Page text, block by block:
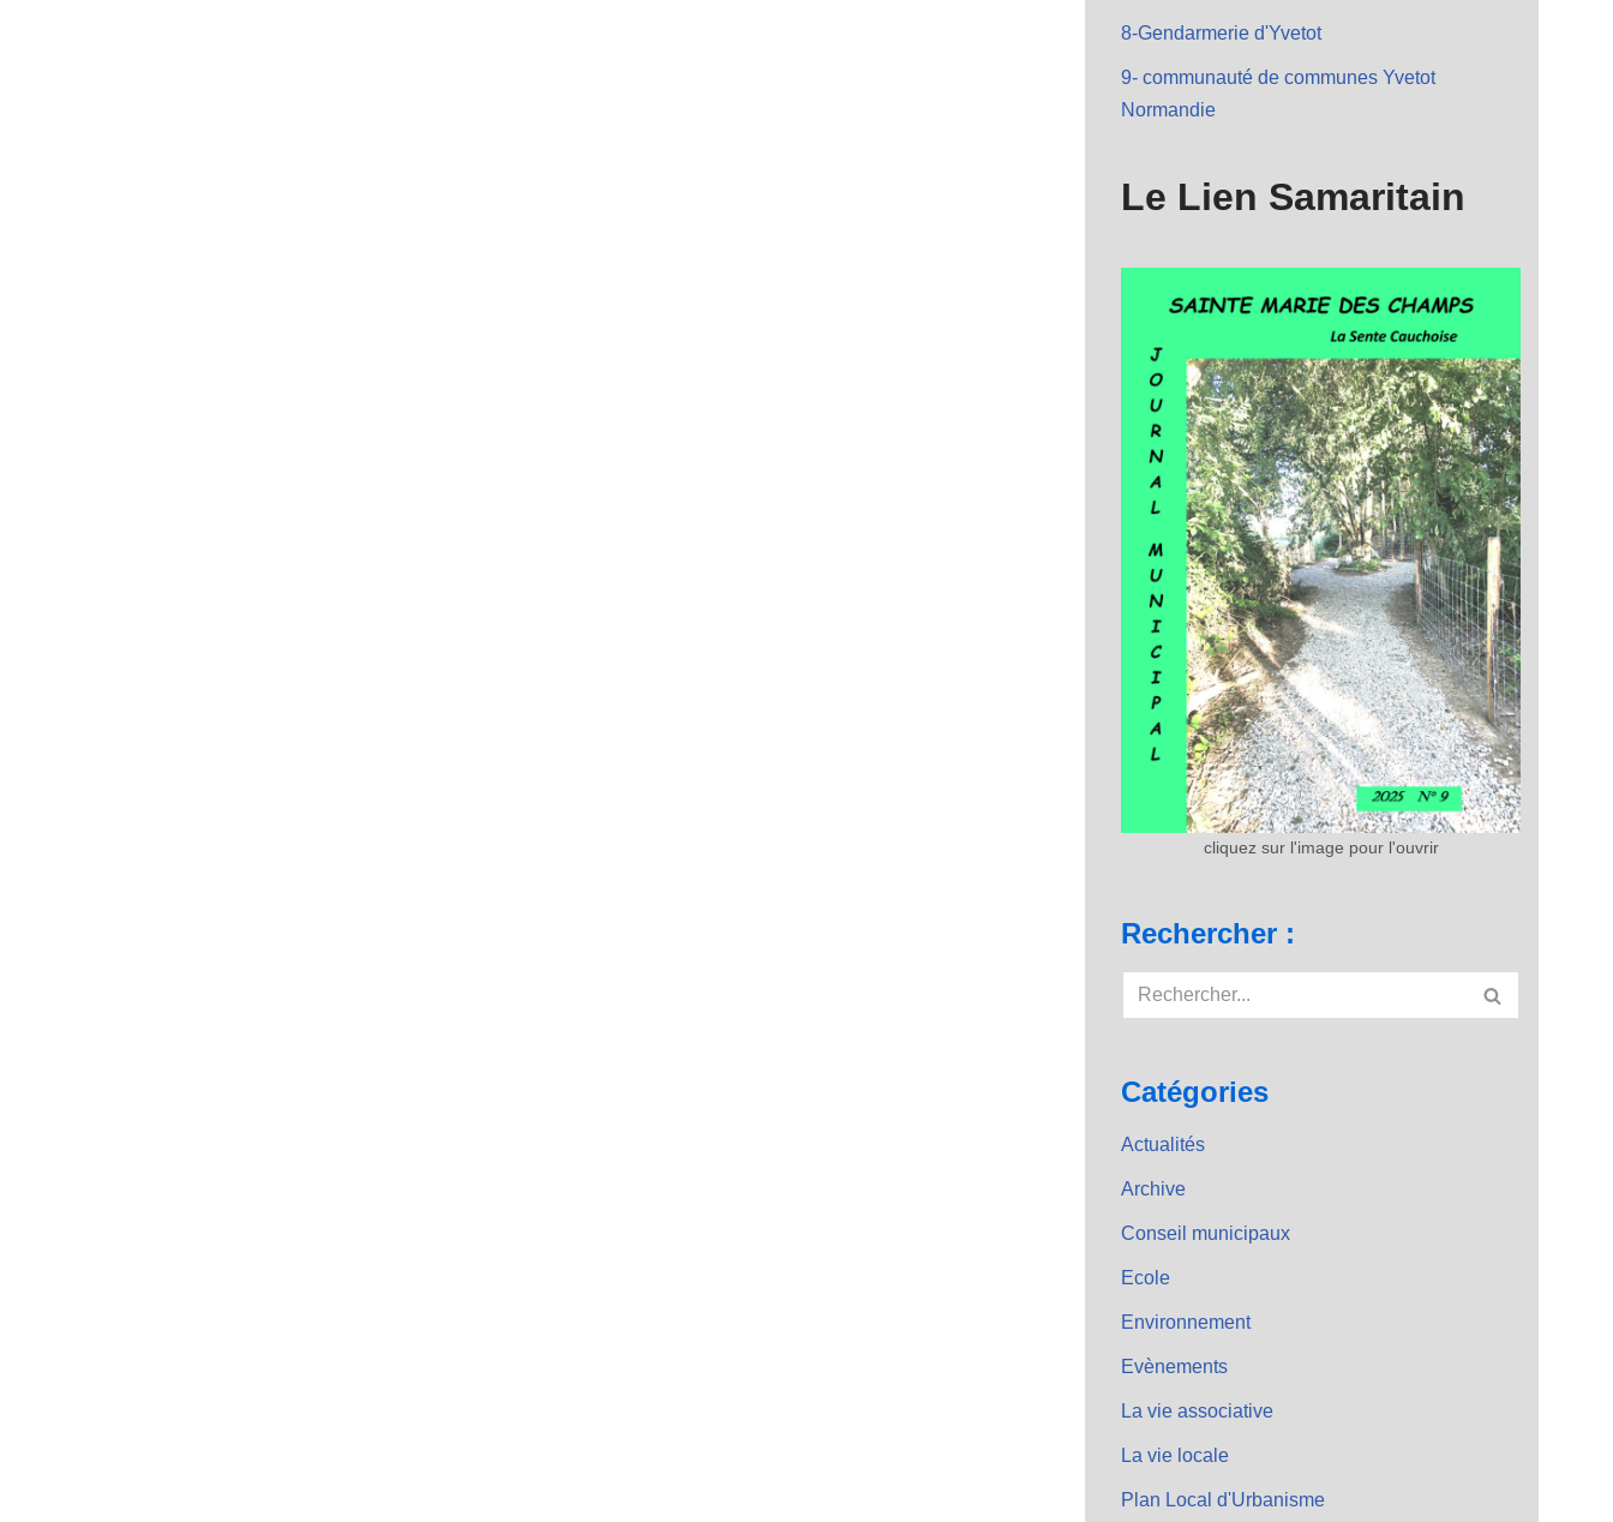
8-Gendarmerie d'Yvetot
9- communauté de communes Yvetot
Normandie
Le Lien Samaritain
cliquez sur l'image pour l'ouvrir
Rechercher :
Catégories
Actualités
Archive
Conseil municipaux
Ecole
Environnement
Evènements
La vie associative
La vie locale
Plan Local d'Urbanisme